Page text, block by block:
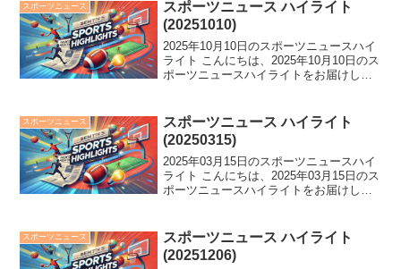
スポーツニュース
スポーツニュース ハイライト
(20251010)
2025年10月10日のスポーツニュースハイ
ライト こんにちは、2025年10月10日のス
ポーツニュースハイライトをお届けしま
言。出雲駅伝で中大が圧倒的スピードで
初Ｖ目...
スポーツニュース
スポーツニュース ハイライト
(20250315)
2025年03月15日のスポーツニュースハイ
ライト こんにちは、2025年03月15日のス
ポーツニュースハイライトをお届けしま
が開幕投手に抜擢。さらに、女子プロテ
ニス...
スポーツニュース
スポーツニュース ハイライト
(20251206)